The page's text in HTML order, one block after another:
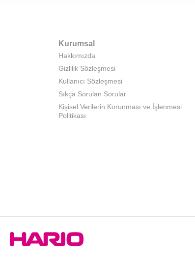
Kurumsal
Hakkımızda
Gizlilik Sözleşmesi
Kullanıcı Sözleşmesi
Sıkça Sorulan Sorular
Kişisel Verilerin Korunması ve İşlenmesi
Politikası